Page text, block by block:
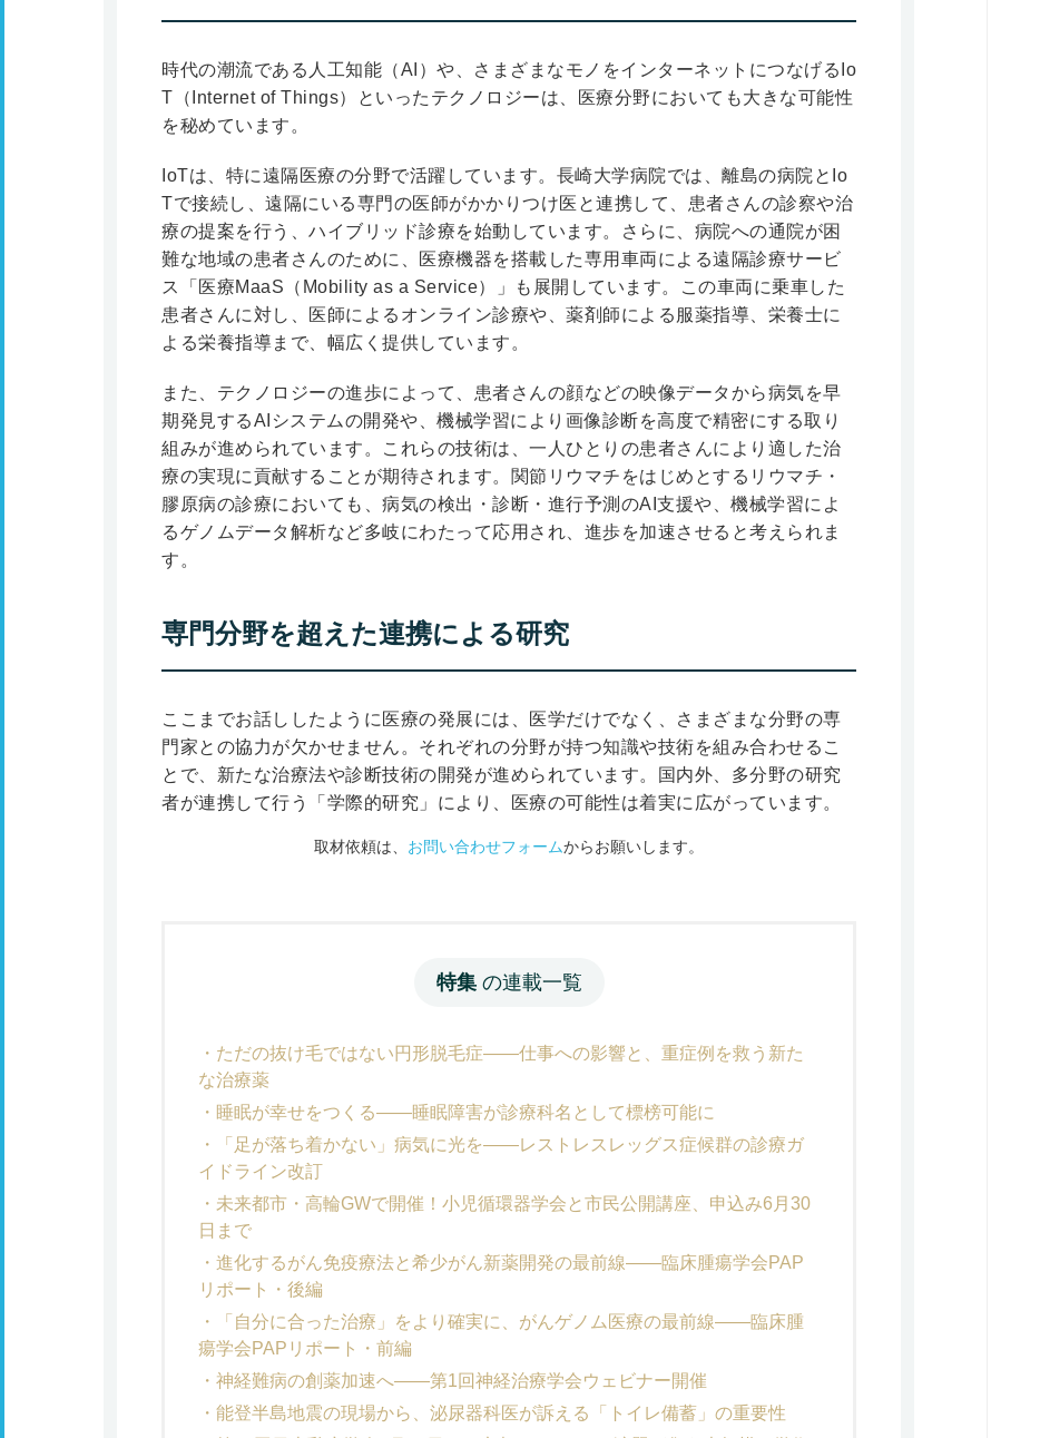
時代の潮流である人工知能（AI）や、さまざまなモノをインターネットにつなげるIo
T（Internet of Things）といったテクノロジーは、医療分野においても大きな可能性
を秘めています。
IoTは、特に遠隔医療の分野で活躍しています。長崎大学病院では、離島の病院とIo
Tで接続し、遠隔にいる専門の医師がかかりつけ医と連携して、患者さんの診察や治
療の提案を行う、ハイブリッド診療を始動しています。さらに、病院への通院が困
難な地域の患者さんのために、医療機器を搭載した専用車両による遠隔診療サービ
ス「医療MaaS（Mobility as a Service）」も展開しています。この車両に乗車した
患者さんに対し、医師によるオンライン診療や、薬剤師による服薬指導、栄養士に
よる栄養指導まで、幅広く提供しています。
また、テクノロジーの進歩によって、患者さんの顔などの映像データから病気を早
期発見するAIシステムの開発や、機械学習により画像診断を高度で精密にする取り
組みが進められています。これらの技術は、一人ひとりの患者さんにより適した治
療の実現に貢献することが期待されます。関節リウマチをはじめとするリウマチ・
膠原病の診療においても、病気の検出・診断・進行予測のAI支援や、機械学習によ
るゲノムデータ解析など多岐にわたって応用され、進歩を加速させると考えられま
す。
専門分野を超えた連携による研究
ここまでお話ししたように医療の発展には、医学だけでなく、さまざまな分野の専
門家との協力が欠かせません。それぞれの分野が持つ知識や技術を組み合わせるこ
とで、新たな治療法や診断技術の開発が進められています。国内外、多分野の研究
者が連携して行う「学際的研究」により、医療の可能性は着実に広がっています。
取材依頼は、 お問い合わせフォームからお願いします。
特集 の連載一覧
ただの抜け毛ではない円形脱毛症――仕事への影響と、重症例を救う新た
な治療薬
睡眠が幸せをつくる――睡眠障害が診療科名として標榜可能に
「足が落ち着かない」病気に光を――レストレスレッグス症候群の診療ガ
イドライン改訂
未来都市・高輪GWで開催！小児循環器学会と市民公開講座、申込み6月30
日まで
進化するがん免疫療法と希少がん新薬開発の最前線――臨床腫瘍学会PAP
リポート・後編
「自分に合った治療」をより確実に、がんゲノム医療の最前線――臨床腫
瘍学会PAPリポート・前編
神経難病の創薬加速へ――第1回神経治療学会ウェビナー開催
能登半島地震の現場から、泌尿器科医が訴える「トイレ備蓄」の重要性